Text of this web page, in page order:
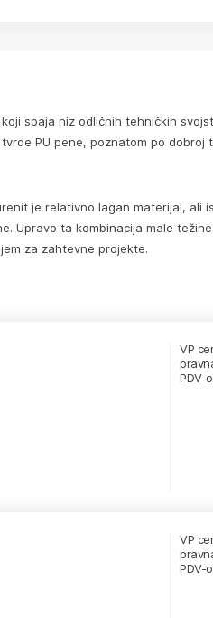
spaja niz odličnih tehničkih
PU pene, poznatom po dobroj
je relativno lagan materijal, ali
Upravo ta kombinacija male
za zahtevne projekte.
VP
PDV-
VP
PDV-